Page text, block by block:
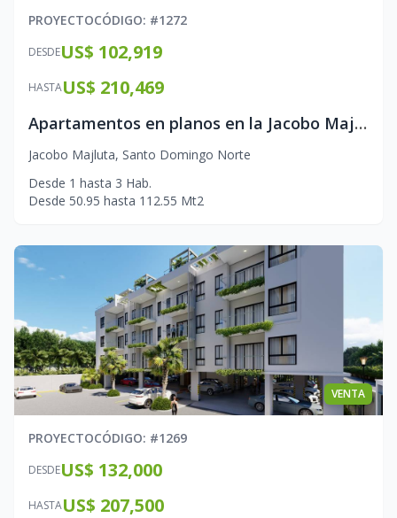
PROYECTOCÓDIGO: #1272
DESDEUS$ 102,919
HASTAUS$ 210,469
Apartamentos en planos en la Jacobo Majluta
Jacobo Majluta, Santo Domingo Norte
Desde 1 hasta 3 Hab.
Desde 50.95 hasta 112.55 Mt2
VENTA
PROYECTOCÓDIGO: #1269
DESDEUS$ 132,000
HASTAUS$ 207,500